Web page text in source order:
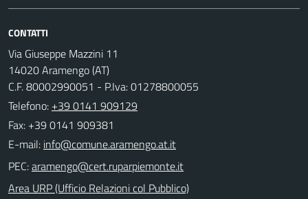
CONTATTI
Via Giuseppe Mazzini 11
14020 Aramengo (AT)
C.F. 80002990051 - P.Iva: 01278800055
Telefono: +39 0141 909129
Fax: +39 0141 909381
E-mail:
PEC:
Area URP (Ufficio Relazioni col Pubblico)